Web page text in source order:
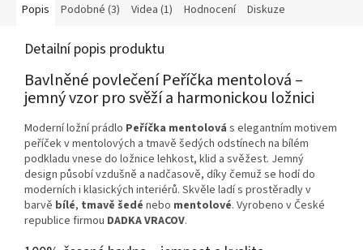
Popis Podobné (3) Videa (1) Hodnocení Diskuze
Detailní popis produktu
Bavlněné povlečení Peříčka mentolová –
jemný vzor pro svěží a harmonickou ložnici
Moderní ložní prádlo Peříčka mentolová s elegantním motivem
peříček v mentolových a tmavě šedých odstínech na bílém
podkladu vnese do ložnice lehkost, klid a svěžest. Jemný
design působí vzdušně a nadčasově, díky čemuž se hodí do
moderních i klasických interiérů. Skvěle ladí s prostěradly v
barvě bílé, tmavě šedé nebo mentolové. Vyrobeno v České
republice firmou DADKA VRACOV.